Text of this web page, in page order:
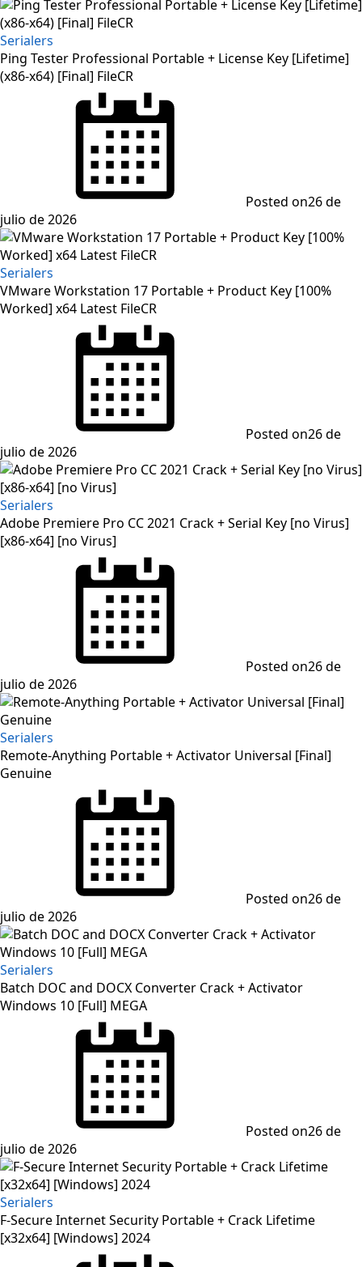
Serialers
Ping Tester Professional Portable + License Key [Lifetime]
(x86-x64) [Final] FileCR
Posted on26 de
julio de 2026
Serialers
VMware Workstation 17 Portable + Product Key [100%
Worked] x64 Latest FileCR
Posted on26 de
julio de 2026
Serialers
Adobe Premiere Pro CC 2021 Crack + Serial Key [no Virus]
[x86-x64] [no Virus]
Posted on26 de
julio de 2026
Serialers
Remote-Anything Portable + Activator Universal [Final]
Genuine
Posted on26 de
julio de 2026
Serialers
Batch DOC and DOCX Converter Crack + Activator
Windows 10 [Full] MEGA
Posted on26 de
julio de 2026
Serialers
F-Secure Internet Security Portable + Crack Lifetime
[x32x64] [Windows] 2024